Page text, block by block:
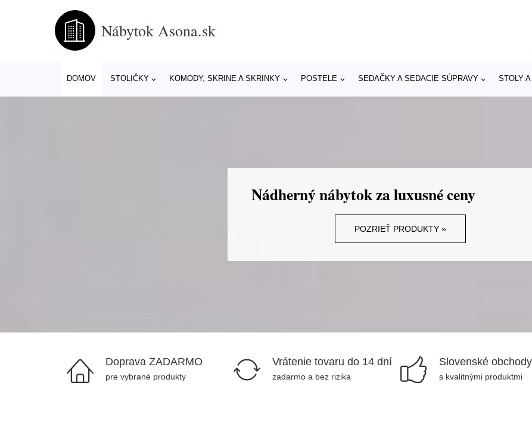
Nábytok Asona.sk
DOMOV STOLIČKY KOMODY, SKRINE A SKRINKY POSTELE SEDAČKY A SEDACIE SÚPRAVY STOLY
Nádherný nábytok za luxusné ceny
POZRIEŤ PRODUKTY »
Doprava ZADARMO
pre vybrané produkty
Vrátenie tovaru do 14 dní
zadarmo a bez rizika
Slovenské obchody
s kvalitnými produktmi